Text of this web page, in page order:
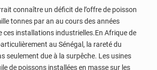
connaître un déficit de l’offre de poisson
tonnes par an au cours des années
ces installations industrielles.En Afrique de
au Sénégal, la rareté du
seulement due à la surpêche. Les usines
de poissons installées en masse sur les